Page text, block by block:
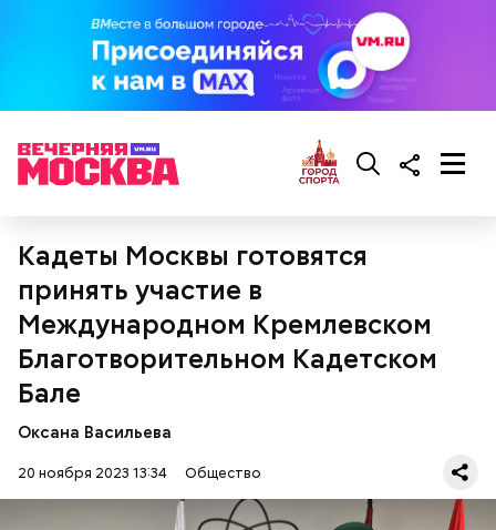
Кадеты Москвы готовятся
принять участие в
Международном Кремлевском
Благотворительном Кадетском
Бале
Оксана Васильева
20 ноября 2023 13:34 Общество
беременным, кормящим женщинам;
людям с ослабленной иммунной системой;
пожилым;
детям.
предостерегла Соломатина.